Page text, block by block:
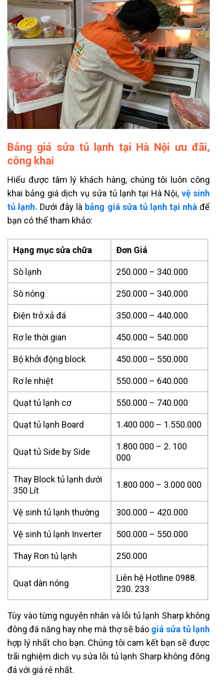
Bảng giá sửa tủ lạnh tại Hà Nội ưu đãi,
công khai
Hiểu được tâm lý khách hàng, chúng tôi luôn công
khai bảng giá dịch vụ sửa tủ lạnh tại Hà Nội, vệ sinh
tủ lạnh. Dưới đây là bảng giá sửa tủ lạnh tại nhà để
bạn có thể tham khảo:
Hạng mục sửa chữa Đơn Giá
Sò lạnh 250.000 – 340.000
Sò nóng 250.000 – 340.000
Điện trở xả đá 350.000 – 440.000
Rơ le thời gian 450.000 – 540.000
Bộ khởi động block 450.000 – 550.000
Rơ le nhiệt 550.000 – 640.000
Quạt tủ lạnh cơ 550.000 – 740.000
Quạt tủ lạnh Board 1.400 000 – 1.550.000
Quạt tủ Side by Side
1.800 000 – 2. 100
000
Thay Block tủ lạnh dưới
350 Lít
1.800 000 – 3.000 000
Vệ sinh tủ lạnh thường 300.000 – 420.000
Vệ sinh tủ lạnh Inverter 500.000 – 550.000
Thay Ron tủ lạnh 250.000
Quạt dàn nóng
Liên hệ Hotline 0988.
230. 233
Tùy vào từng nguyên nhân và lỗi tủ lạnh Sharp không
đông đá năng hay nhẹ mà thợ sẽ báo giá sửa tủ lạnh
hợp lý nhất cho bạn. Chúng tôi cam kết bạn sẽ được
trãi nghiệm dich vụ sửa lỗi tủ lạnh Sharp không đông
đá với giá rẻ nhất.